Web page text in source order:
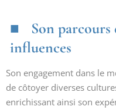
Son parcours
influences
Son engagement dans le
de côtoyer diverses
enrichissant ainsi son